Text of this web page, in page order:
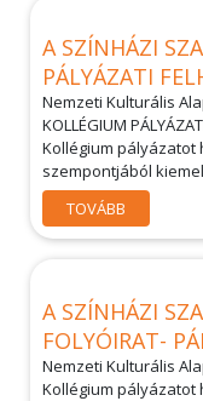
A SZÍNHÁZI
PÁLYÁZATI
Nemzeti Kulturális
KOLLÉGIUM
Kollégium pályázatot
szempontjából
TOVÁBB
A SZÍNHÁZI
FOLYÓIRAT-
Nemzeti Kulturális
Kollégium pályázatot